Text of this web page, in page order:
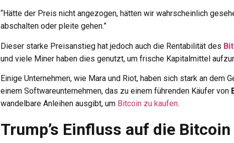
“Hätte der Preis nicht angezogen, hätten wir wahrscheinlich
abschalten oder pleite gehen.”
Dieser starke Preisanstieg hat jedoch auch die Rentabilität des
und viele Miner haben dies genutzt, um frische Kapitalmittel
Einige Unternehmen, wie Mara und Riot, haben sich stark an
einem Softwareunternehmen, das zu einem führenden Käufer von
wandelbare Anleihen ausgibt, um Bitcoin zu kaufen.
Trump’s Einfluss auf die